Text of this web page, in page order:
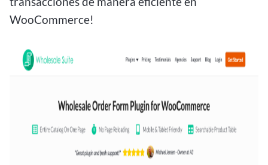
WooCommerce!